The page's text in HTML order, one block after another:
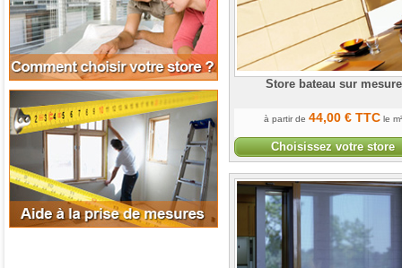
Store bateau sur mesure
à partir de 44,00 € TTC le m²
Choisissez votre store